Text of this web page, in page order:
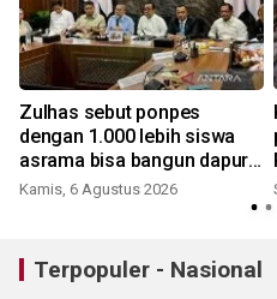
Zulhas sebut ponpes
dengan 1.000 lebih siswa
asrama bisa bangun dapur
MBG
Kamis, 6 Agustus 2026
Terpopuler - Nasional